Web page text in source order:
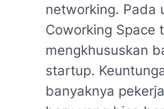
networking. Pada
Coworking Space
mengkhususkan
startup.
banyaknya